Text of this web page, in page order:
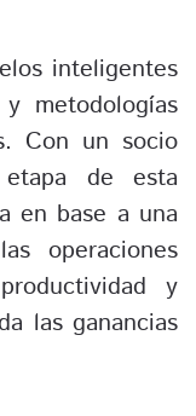
inteligentes
metodologías
Con un socio
de esta
en base a una
operaciones
y
las ganancias